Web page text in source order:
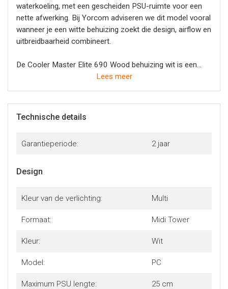
waterkoeling, met een gescheiden PSU-ruimte voor een
nette afwerking. Bij Yorcom adviseren we dit model vooral
wanneer je een witte behuizing zoekt die design, airflow en
uitbreidbaarheid combineert.
De Cooler Master Elite 690 Wood behuizing wit is een
sterke basis voor een moderne gaming-pc of werkstation.
ventilatoren en ondersteuning voor radiatoren tot 360 mm
met goede koelmogelijkheden.
Lees meer
Technische details
Garantieperiode: 2 jaar
Design
Kleur van de verlichting: Multi
Formaat: Midi Tower
Kleur: Wit
Model: PC
Maximum PSU lengte: 25 cm